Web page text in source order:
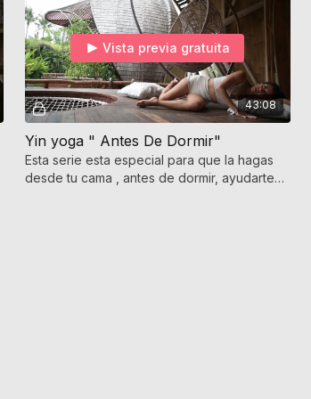
43:08
Vista previa gratuita
Yin yoga " Antes De Dormir"
Esta serie esta especial para que la hagas
desde tu cama , antes de dormir, ayudarte